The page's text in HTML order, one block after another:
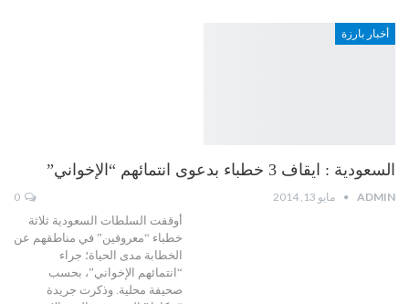
أخبار بارزة
السعودية : ايقاف 3 خطباء بدعوى انتمائهم “الإخواني”
ADMIN مايو 13, 2014
أوقفت السلطات السعودية ثلاثة
خطباء “معروفين” في مناطقهم عن
الخطابة مدى الحياة؛ جراء
“انتمائهم الإخواني”، بحسب
صحيفة محلية. وذكرت جريدة